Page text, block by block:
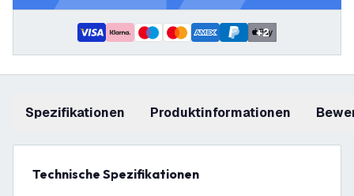
+2
Spezifikationen Produktinformationen
Technische Spezifikationen